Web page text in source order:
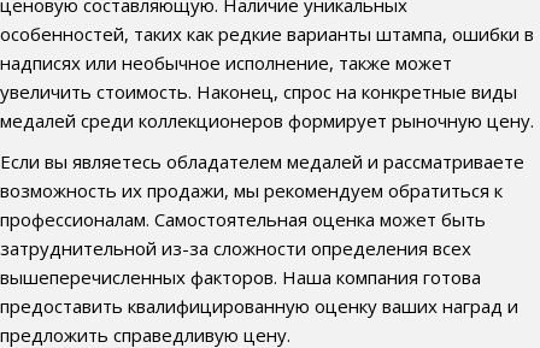
ценовую составляющую. Наличие уникальных
особенностей, таких как редкие варианты штампа, ошибки в
надписях или необычное исполнение, также может
увеличить стоимость. Наконец, спрос на конкретные виды
медалей среди коллекционеров формирует рыночную цену.
Если вы являетесь обладателем медалей и рассматриваете
возможность их продажи, мы рекомендуем обратиться к
профессионалам. Самостоятельная оценка может быть
затруднительной из-за сложности определения всех
вышеперечисленных факторов. Наша компания готова
предоставить квалифицированную оценку ваших наград и
предложить справедливую цену.